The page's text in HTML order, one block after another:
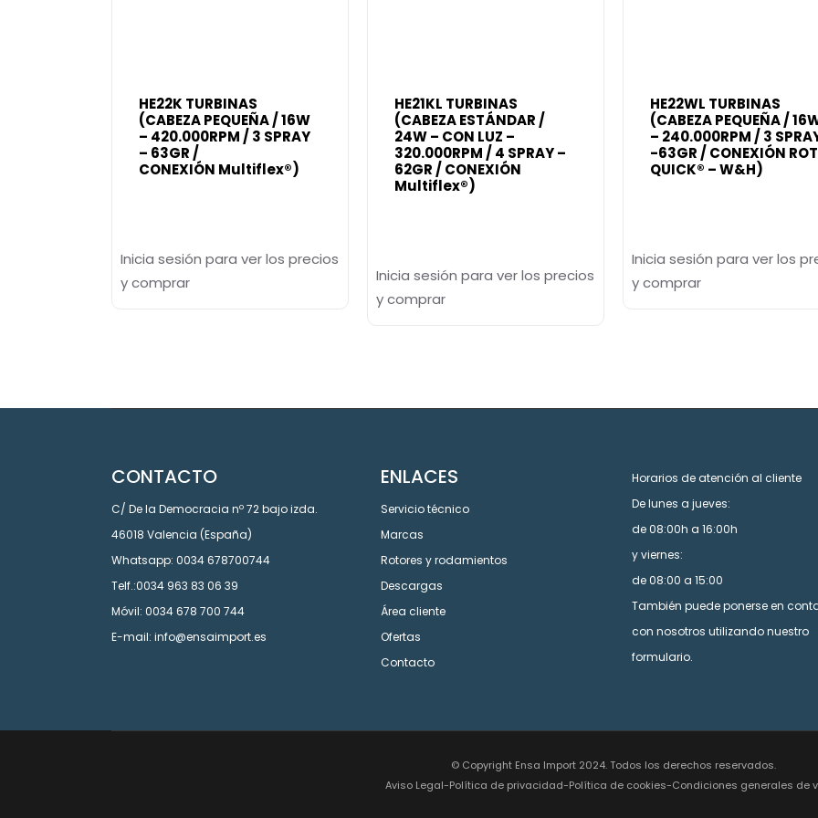
HE22K TURBINAS
(CABEZA PEQUEÑA / 16W
– 420.000RPM / 3 SPRAY
– 63GR /
CONEXIÓN Multiflex®)
Inicia sesión para ver los precios
y comprar
HE21KL TURBINAS
(CABEZA ESTÁNDAR /
24W – CON LUZ –
320.000RPM / 4 SPRAY –
62GR / CONEXIÓN
Multiflex®)
Inicia sesión para ver los precios
y comprar
HE22WL TURBINAS
(CABEZA PEQUEÑA /
– 240.000RPM / 3
-63GR / CONEXIÓN
QUICK® – W&H)
Inicia sesión para ver los
y comprar
CONTACTO
C/ De la Democracia nº 72 bajo izda.
46018 Valencia (España)
Whatsapp: 0034 678700744
Telf.:0034 963 83 06 39
Móvil: 0034 678 700 744
E-mail: info@ensaimport.es
ENLACES
Servicio técnico
Marcas
Rotores y rodamientos
Descargas
Área cliente
Ofertas
Contacto
Horarios de atención al cliente
De lunes a jueves:
de 08:00h a 16:00h
y viernes:
de 08:00 a 15:00
También puede ponerse en
con nosotros utilizando nuestro
formulario.
© Copyright Ensa Import 2024. Todos los derechos reservados.
Aviso Legal-Política de privacidad-Política de cookies-Condiciones generales de